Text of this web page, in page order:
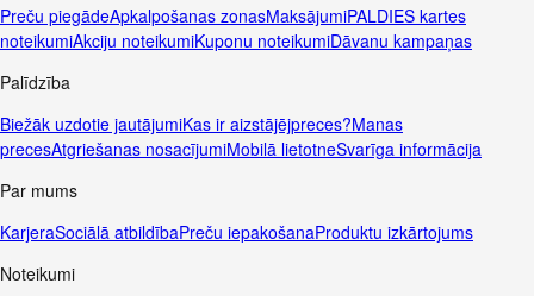
Preču piegādeApkalpošanas zonasMaksājumiPALDIES kartes
noteikumiAkciju noteikumiKuponu noteikumiDāvanu kampaņas
Palīdzība
Biežāk uzdotie jautājumiKas ir aizstājējpreces?Manas
precesAtgriešanas nosacījumiMobilā lietotneSvarīga informācija
Par mums
KarjeraSociālā atbildībaPreču iepakošanaProduktu izkārtojums
Noteikumi